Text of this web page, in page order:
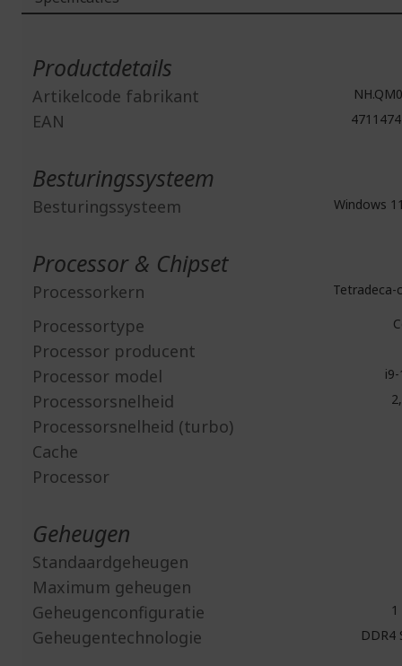
Productdetails
Artikelcode fabrikant
EAN
Besturingssysteem
Besturingssysteem Windows
Processor & Chipset
Processorkern Tetradeca-
Processortype
Processor producent
Processor model
Processorsnelheid
Processorsnelheid (turbo)
Cache
Processor
Geheugen
Standaardgeheugen
Maximum geheugen
Geheugenconfiguratie
1
Geheugentechnologie DDR4